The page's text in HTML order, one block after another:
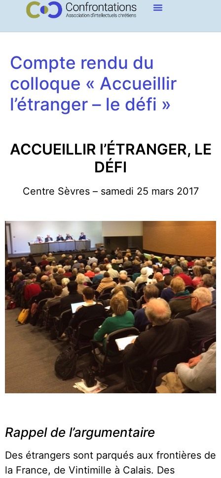
Compte rendu du
colloque « Accueillir
l’étranger – le défi »
ACCUEILLIR l’ÉTRANGER, LE
DÉFI
Centre Sèvres – samedi 25 mars 2017
Rappel de l’argumentaire
Des étrangers sont parqués aux frontières de
la France, de Vintimille à Calais. Des